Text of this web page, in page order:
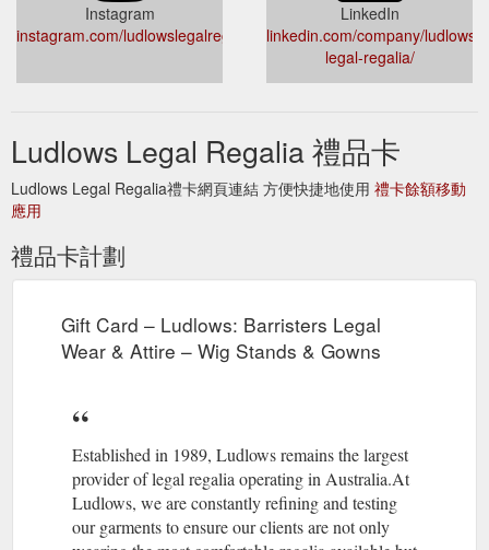
Instagram
instagram.com/ludlowslegalregalia/
LinkedIn
linkedin.com/company/ludlows-
legal-regalia/
Ludlows Legal Regalia 禮品卡
Ludlows Legal Regalia禮卡網頁連結 方便快捷地使用 禮卡餘額移動
應用
禮品卡計劃
Gift Card – Ludlows: Barristers Legal
Wear & Attire – Wig Stands & Gowns
Established in 1989, Ludlows remains the largest
provider of legal regalia operating in Australia.At
Ludlows, we are constantly refining and testing
our garments to ensure our clients are not only